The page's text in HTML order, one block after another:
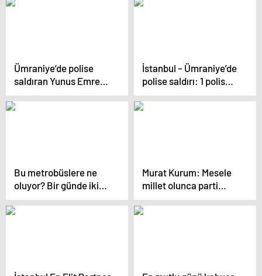
Ümraniye’de polise
saldıran Yunus Emre
Geçti, suç makinesi
çıktı
İstanbul – Ümraniye’de
polise saldırı: 1 polis
şehit oldu, 1 polis yaralı
Bu metrobüslere ne
oluyor? Bir günde ikinci
kaza: Yaralılar var
Murat Kurum: Mesele
millet olunca parti
gözetmeksizin
herkesle görüşüyoruz